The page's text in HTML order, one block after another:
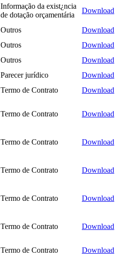
Informação da exist¿ncia
de dotação orçamentária
Download
Outros
Download
Outros
Download
Outros
Download
Parecer jurídico
Download
Termo de Contrato
Download
Termo de Contrato Download
Termo de Contrato Download
Termo de Contrato Download
Termo de Contrato Download
Termo de Contrato Download
Termo de Contrato
Download